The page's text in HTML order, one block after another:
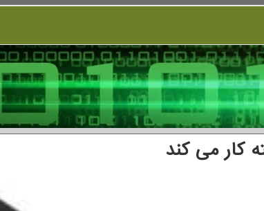
كار می كند